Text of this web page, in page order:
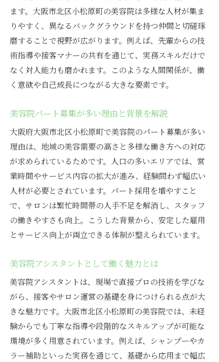
ス
美容院勤務でスキルアップできる理由
美容院アシスタントの成長サポート体制
美容院で技術研修を活かすコツを伝授
美容院パートが学べる最新トレンド技術
美容院でスキルアップする働き方の工夫
情
美容院パートが感じる働きやすさの秘密
美容院の職場環境がもたらす安心感
美容院アシスタントに嬉しい福利厚生紹介
美容院で選ばれる働きやすい条件とは
美容院パートの働きやすさを支える制度
美容院職場の雰囲気が与える影響と魅力
とは
美容院の快適な職場環境を徹底解説
美容院アシスタントが感じる現場の雰囲気
美容院のスタッフ同士が支え合う文化
美容院パート勤務で重視される安心感
美容院の労働環境を知るためのポイント
ます。大阪市北区小松原町の美容院は多様な人材が集ま
りやすく、異なるバックグラウンドを持つ仲間と切磋琢
磨することで視野が広がります。例えば、先輩からの技
術指導や接客マナーの共有を通じて、実務スキルだけで
なく対人能力も磨かれます。このような人間関係が、働
く意欲や自己成長につながる大きな要素です。
美容院パート募集が多い理由と背景を解説
大阪府大阪市北区小松原町で美容院のパート募集が多い
理由は、地域の美容需要の高さと多様な働き方への対応
が求められているためです。人口の多いエリアでは、営
業時間やサービス内容の拡大が進み、経験問わず幅広い
人材が必要とされています。パート採用を増やすこと
で、サロンは繁忙時間帯の人手不足を解消し、スタッフ
の働きやすさも向上。こうした背景から、安定した雇用
とサービス向上が両立できる体制が整えられています。
美容院アシスタントとして働く魅力とは
美容院アシスタントは、現場で直接プロの技術を学びな
がら、接客やサロン運営の基礎を身につけられる点が大
きな魅力です。大阪市北区小松原町の美容院では、未経
験からでも丁寧な指導や段階的なスキルアップが可能な
環境が多く用意されています。例えば、シャンプーやカ
ラー補助といった実務を通じて、基礎から応用まで幅広